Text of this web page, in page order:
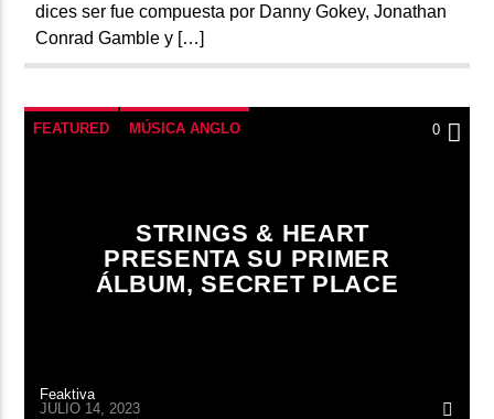
dices ser fue compuesta por Danny Gokey, Jonathan
Conrad Gamble y […]
FEATURED MÚSICA ANGLO 0
STRINGS & HEART
PRESENTA SU PRIMER
ÁLBUM, SECRET PLACE
Feaktiva
JULIO 14, 2023